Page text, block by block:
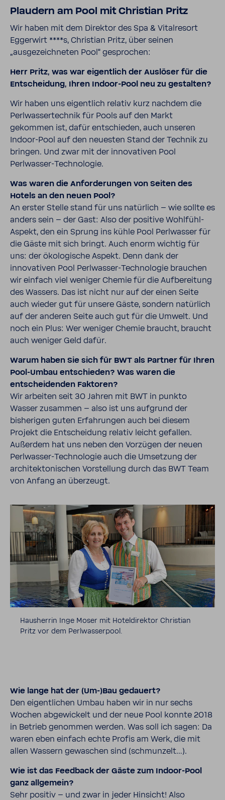
Plaudern am Pool mit Christian Pritz
Wir haben mit dem Direktor des Spa & Vitalresort
Eggerwirt ****s, Christian Pritz, über seinen
„ausgezeichneten Pool“ gesprochen:
Herr Pritz, was war eigentlich der Auslöser für die
Entscheidung, Ihren Indoor-Pool neu zu gestalten?
Wir haben uns eigentlich relativ kurz nachdem die
Perlwassertechnik für Pools auf den Markt
gekommen ist, dafür entschieden, auch unseren
Indoor-Pool auf den neuesten Stand der Technik zu
bringen. Und zwar mit der innovativen Pool
Perlwasser-Technologie.
Was waren die Anforderungen von Seiten des
Hotels an den neuen Pool?
An erster Stelle stand für uns natürlich – wie sollte es
anders sein – der Gast: Also der positive Wohlfühl-
Aspekt, den ein Sprung ins kühle Pool Perlwasser für
die Gäste mit sich bringt. Auch enorm wichtig für
uns: der ökologische Aspekt. Denn dank der
innovativen Pool Perlwasser-Technologie brauchen
wir einfach viel weniger Chemie für die Aufbereitung
des Wassers. Das ist nicht nur auf der einen Seite
auch wieder gut für unsere Gäste, sondern natürlich
auf der anderen Seite auch gut für die Umwelt. Und
noch ein Plus: Wer weniger Chemie braucht, braucht
auch weniger Geld dafür.
Warum haben Sie sich für BWT als Partner für Ihren
Pool-Umbau entschieden? Was waren die
entscheidenden Faktoren?
Wir arbeiten seit 30 Jahren mit BWT in punkto
Wasser zusammen – also ist uns aufgrund der
bisherigen guten Erfahrungen auch bei diesem
Projekt die Entscheidung relativ leicht gefallen.
Außerdem hat uns neben den Vorzügen der neuen
Perlwasser-Technologie auch die Umsetzung der
architektonischen Vorstellung durch das BWT Team
von Anfang an überzeugt.
Hausherrin Inge Moser mit Hoteldirektor Christian
Pritz vor dem Perlwasserpool.
Wie lange hat der (Um-)Bau gedauert?
Den eigentlichen Umbau haben wir in nur sechs
Wochen abgewickelt und der neue Pool konnte 2018
in Betrieb genommen werden. Was soll ich sagen: Da
waren eben einfach echte Profis am Werk, die mit
allen Wassern gewaschen sind (schmunzelt…).
Wie ist das Feedback der Gäste zum Indoor-Pool
ganz allgemein?
Sehr positiv – und zwar in jeder Hinsicht! Also